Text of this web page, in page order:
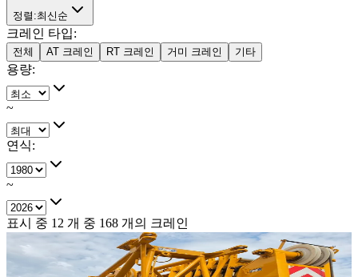
정렬 :최신순
크레인 타입:
전체 AT 크레인 RT 크레인 거미 크레인 기타
용량:
~
연식:
~
표시 중 12 개 중 168 개의 크레인
판매중추천매물
Liebherr · AT 크레인·AT-313